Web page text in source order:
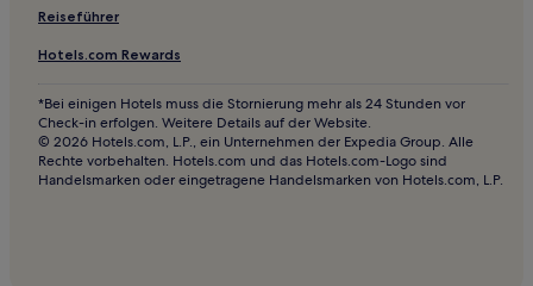
Reiseführer
Hotels.com Rewards
*Bei einigen Hotels muss die Stornierung mehr als 24 Stunden vor
Check-in erfolgen. Weitere Details auf der Website.
© 2026 Hotels.com, L.P., ein Unternehmen der Expedia Group. Alle
Rechte vorbehalten. Hotels.com und das Hotels.com-Logo sind
Handelsmarken oder eingetragene Handelsmarken von Hotels.com, L.P.